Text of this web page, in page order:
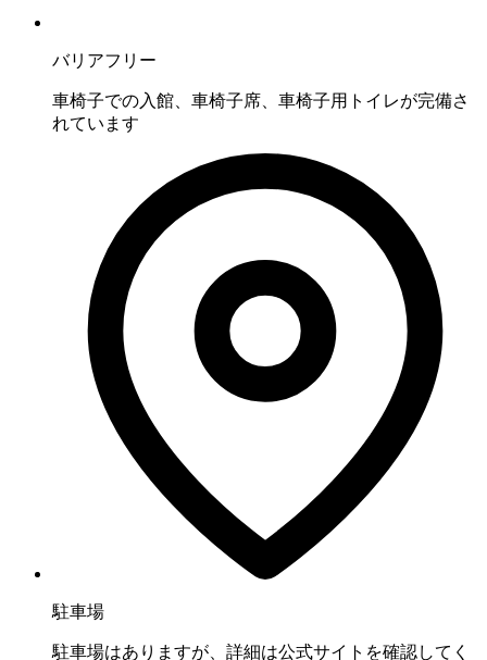
バリアフリー
車椅子での入館、車椅子席、車椅子用トイレが完備さ
れています
駐車場
駐車場はありますが、詳細は公式サイトを確認してく